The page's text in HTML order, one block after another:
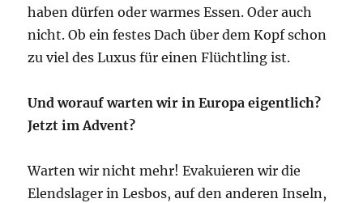
haben dürfen oder warmes Essen. Oder auch
nicht. Ob ein festes Dach über dem Kopf schon
zu viel des Luxus für einen Flüchtling ist.
Und worauf warten wir in Europa eigentlich?
Jetzt im Advent?
Warten wir nicht mehr! Evakuieren wir die
Elendslager in Lesbos, auf den anderen Inseln,